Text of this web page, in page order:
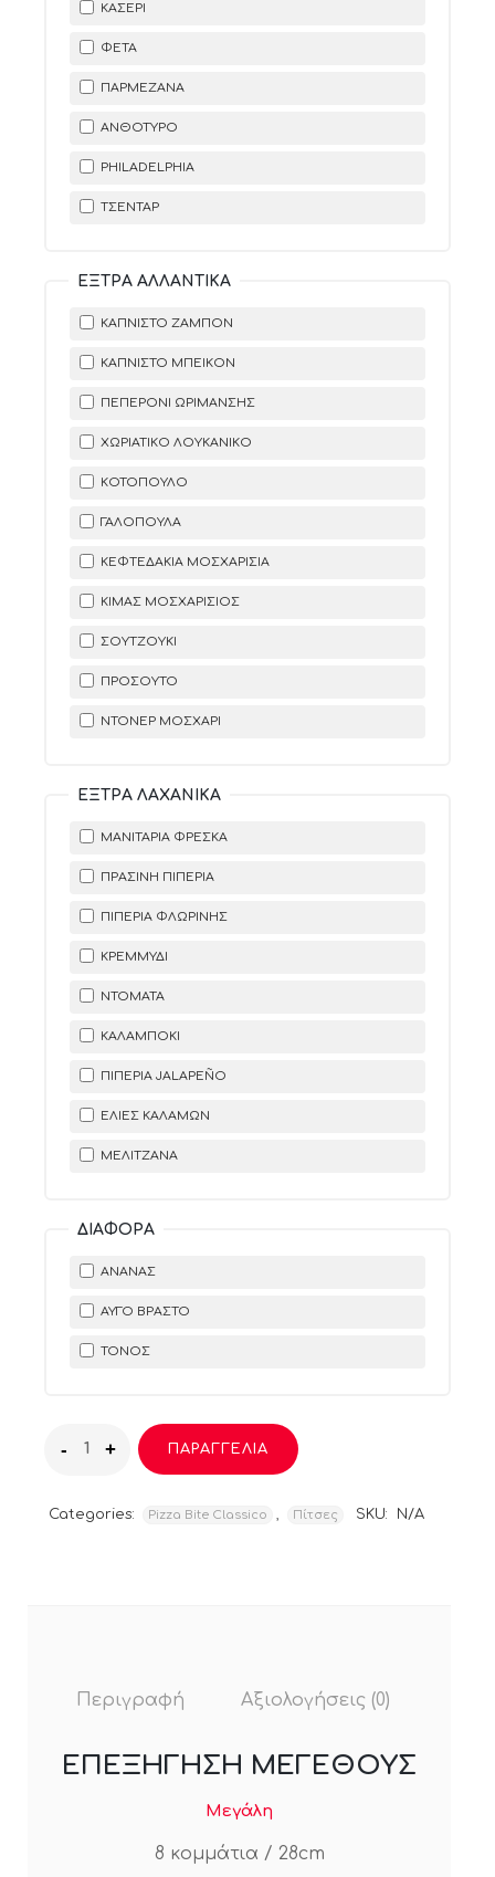
ΚΑΣΈΡΙ
ΦΈΤΑ
ΠΑΡΜΕΖΆΝΑ
ΑΝΘΌΤΥΡΟ
PHILADELPHIA
ΤΣΈΝΤΑΡ
ΈΞΤΡΑ ΑΛΛΑΝΤΙΚΆ
ΚΑΠΝΙΣΤΌ ΖΑΜΠΌΝ
ΚΑΠΝΙΣΤΌ ΜΠΕΊΚΟΝ
ΠΕΠΕΡΌΝΙ ΩΡΊΜΑΝΣΗΣ
ΧΩΡΙΆΤΙΚΟ ΛΟΥΚΆΝΙΚΟ
ΚΟΤΌΠΟΥΛΟ
ΓΑΛΟΠΟΎΛΑ
ΚΕΦΤΕΔΆΚΙΑ ΜΟΣΧΑΡΊΣΙΑ
ΚΙΜΆΣ ΜΟΣΧΑΡΊΣΙΟΣ
ΣΟΥΤΖΟΎΚΙ
ΠΡΟΣΟΎΤΟ
ΝΤΟΝΈΡ ΜΟΣΧΆΡΙ
ΈΞΤΡΑ ΛΑΧΑΝΙΚΆ
ΜΑΝΙΤΆΡΙΑ ΦΡΈΣΚΑ
ΠΡΆΣΙΝΗ ΠΙΠΕΡΙΆ
ΠΙΠΕΡΙΆ ΦΛΩΡΊΝΗΣ
ΚΡΕΜΜΎΔΙ
ΝΤΟΜΆΤΑ
ΚΑΛΑΜΠΌΚΙ
ΠΙΠΕΡΙΆ JALAPEÑO
ΕΛΙΈΣ ΚΑΛΑΜΏΝ
ΜΕΛΙΤΖΆΝΑ
ΔΙΆΦΟΡΑ
ΑΝΑΝΆΣ
ΑΥΓΌ ΒΡΑΣΤΌ
ΤΌΝΟΣ
ΠΑΡΑΓΓΕΛΙΑ
Categories: Pizza Bite Classico , Πίτσες SKU: N/A
Περιγραφή Αξιολογήσεις (0)
ΕΠΕΞΗΓΗΣΗ ΜΕΓΕΘΟΥΣ
Μεγάλη
8 κομμάτια / 28cm